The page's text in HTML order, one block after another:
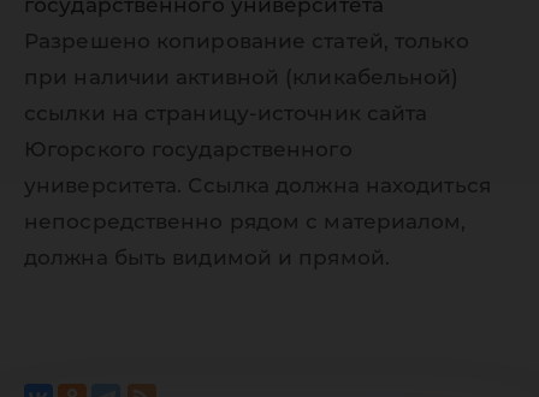
государственного университета
Разрешено копирование статей, только
при наличии активной (кликабельной)
ссылки на страницу-источник сайта
Югорского государственного
университета. Ссылка должна находиться
непосредственно рядом с материалом,
должна быть видимой и прямой.